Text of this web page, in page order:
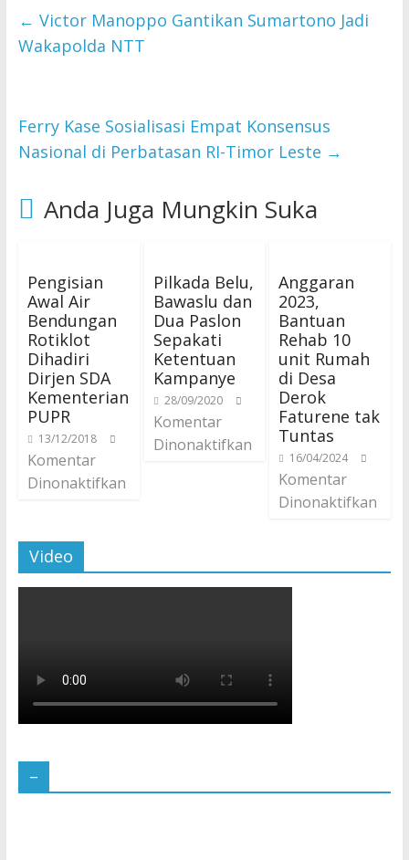
← Victor Manoppo Gantikan Sumartono Jadi
Wakapolda NTT
Ferry Kase Sosialisasi Empat Konsensus
Nasional di Perbatasan RI-Timor Leste →
Anda Juga Mungkin Suka
Pengisian
Awal Air
Bendungan
Rotiklot
Dihadiri
Dirjen SDA
Kementerian
PUPR
13/12/2018
Komentar
Dinonaktifkan
Pilkada Belu,
Bawaslu dan
Dua Paslon
Sepakati
Ketentuan
Kampanye
28/09/2020
Komentar
Dinonaktifkan
Anggaran
2023,
Bantuan
Rehab 10
unit Rumah
di Desa
Derok
Faturene tak
Tuntas
16/04/2024
Komentar
Dinonaktifkan
Video
–